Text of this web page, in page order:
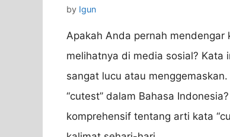
by Igun
Apakah Anda pernah mendengar
melihatnya di media sosial? Kata
sangat lucu atau
“cutest” dalam Bahasa
komprehensif tentang arti kata